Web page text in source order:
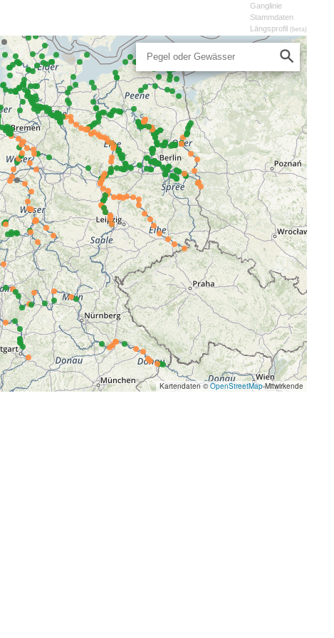
Ganglinie
Stammdaten
Längsprofil (beta)
Kartendaten ©OpenStreetMap-Mitwirkende